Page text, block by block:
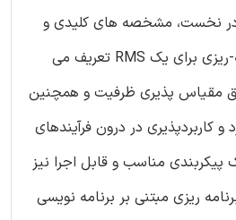
در نخست، مشخصه های کلیدی و
نیازهای مربوط به برنامه-ریزی برای یک RMS تعریف می
پذیری ظرفیت و همچنین
و کاربردپذیری در درون فرآیندهای
پیکربندی مناسب و قابل اجرا نیز
ریزی مبتنی بر برنامه نویسی